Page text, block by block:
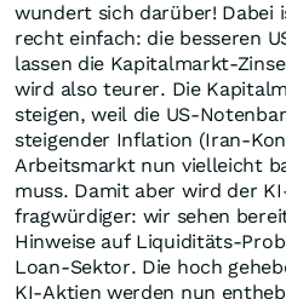
wundert sich darüber! Dabei
recht einfach: die besseren
lassen die Kapitalmarkt-
wird also teurer. Die
steigen, weil die US-
steigender Inflation (Iran-
Arbeitsmarkt nun vielleicht
muss. Damit aber wird der
fragwürdiger: wir sehen
Hinweise auf Liquiditäts-
Loan-Sektor. Die hoch
KI-Aktien werden nun